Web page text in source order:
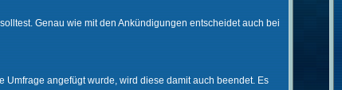
Genau wie mit den Ankündigungen entscheidet auch bei
angefügt wurde, wird diese damit auch beendet. Es